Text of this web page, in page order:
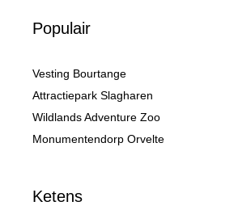
Populair
Vesting Bourtange
Attractiepark Slagharen
Wildlands Adventure Zoo
Monumentendorp Orvelte
Ketens